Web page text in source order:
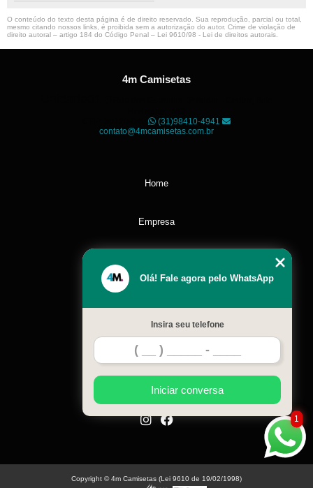
O conteúdo do texto desta página é de direito reservado. Sua reprodução, parcial ou total,
mesmo citando nossos links, é proibida sem a autorização do autor. Crime de violação de
direito autoral – artigo 184 do Código Penal – Lei 9610/98 - Lei de direitos autorais
4m Camisetas
(31)98410-4941
contato@4mcamisetas.com.br
Home
Empresa
Contato
Mapa do site
1
Olá! Fale agora pelo WhatsApp
Insira seu telefone
Iniciar conversa
Copyright © 4m Camisetas (Lei 9610 de 19/02/1998)